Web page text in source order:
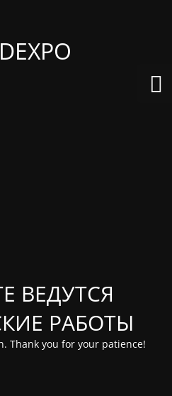
ВЕДУТСЯ
РАБОТЫ
Thank you for your patience!